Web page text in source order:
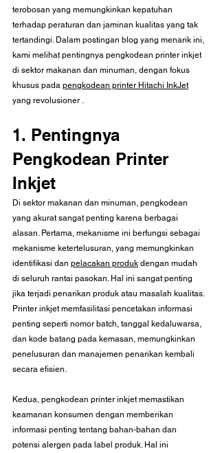
terobosan yang memungkinkan kepatuhan
terhadap peraturan dan jaminan kualitas yang tak
tertandingi. Dalam postingan blog yang menarik ini,
kami melihat pentingnya pengkodean printer inkjet
di sektor makanan dan minuman, dengan fokus
khusus pada pengkodean printer Hitachi InkJet
yang revolusioner
1. Pentingnya
Pengkodean Printer
Inkjet
Di sektor makanan dan minuman, pengkodean
yang akurat sangat penting karena berbagai
alasan. Pertama, mekanisme ini berfungsi sebagai
mekanisme ketertelusuran, yang memungkinkan
identifikasi dan pelacakan produk dengan mudah
di seluruh rantai pasokan. Hal ini sangat penting
jika terjadi penarikan produk atau masalah kualitas.
Printer inkjet memfasilitasi pencetakan informasi
penting seperti nomor batch, tanggal kedaluwarsa,
dan kode batang pada kemasan, memungkinkan
penelusuran dan manajemen penarikan kembali
secara efisien.
Kedua, pengkodean printer inkjet memastikan
keamanan konsumen dengan memberikan
informasi penting tentang bahan-bahan dan
potensi alergen pada label produk. Hal ini